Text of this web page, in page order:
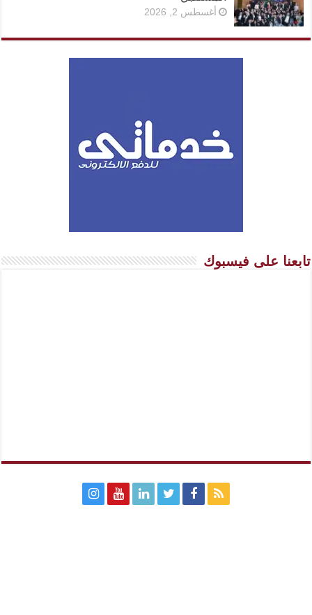
أغسطس 2, 2026
تابعنا على فيسبوك